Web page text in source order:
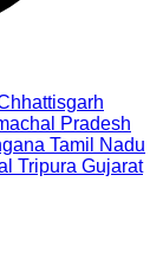
Pradesh
Tamil Nadu
Tripura Gujarat